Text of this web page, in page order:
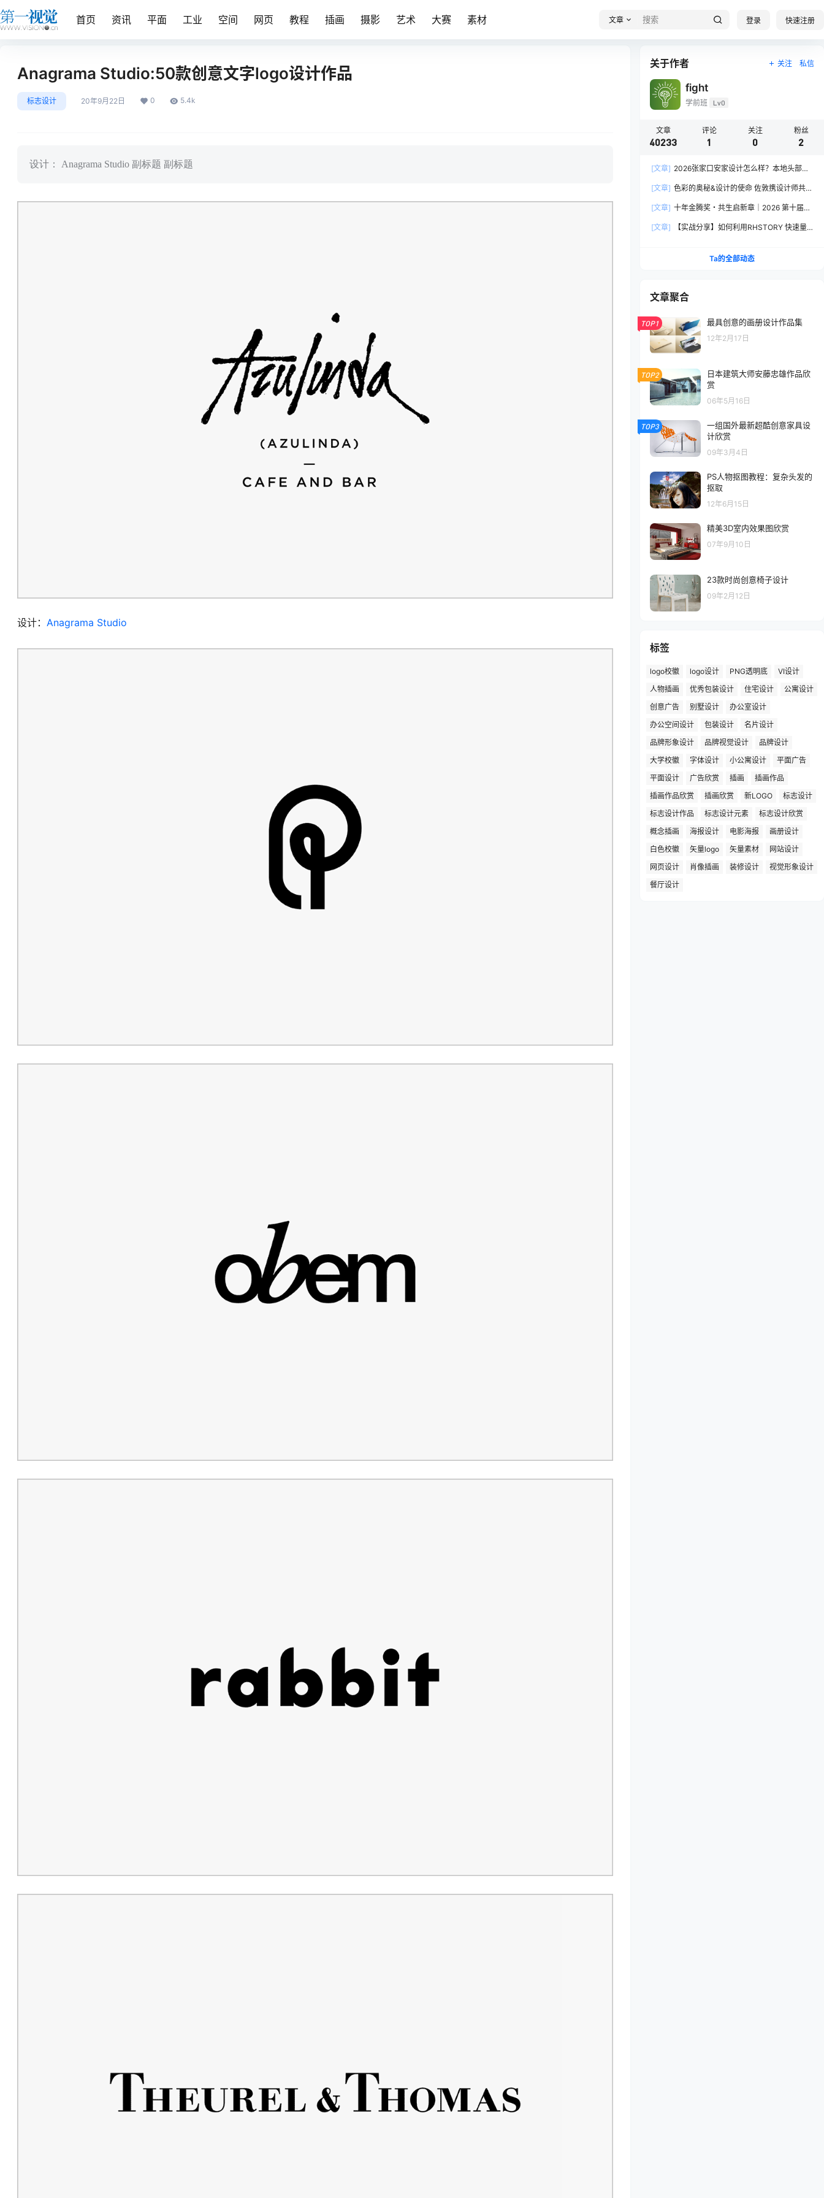
首页 资讯 平面 工业 空间 网页 教程 插画 摄影 艺术 大赛 素材 文章 登录 快速注册
Anagrama Studio:50款创意文字logo设计作品
标志设计 20年9月22日 0 5.4k
设计： Anagrama Studio 副标题 副标题
设计： Anagrama Studio
关于作者 关注 私信
fight
学前班 Lv0
文章
40233
评论
1
关注
0
粉丝
2
[文章] 2026张家口安家设计怎么样？本地头部全
[文章] 色彩的奥秘&设计的使命 佐敦携设计师共探
[文章] 十年金腾奖・共生启新章｜2026 第十届金
[文章]
【实战分享】如何利用RHSTORY 快速量
Ta的全部动态
文章聚合
TOP1 最具创意的画册设计作品集
12年2月17日
TOP2
日本建筑大师安藤忠雄作品欣
赏
06年5月16日
TOP3
一组国外最新超酷创意家具设
计欣赏
09年3月4日
PS人物抠图教程：复杂头发的
抠取
12年6月15日
精美3D室内效果图欣赏
07年9月10日
23款时尚创意椅子设计
09年2月12日
标签
logo校徽 logo设计 PNG透明底
VI设计
人物插画
优秀包装设计 住宅设计
公寓设计
创意广告
别墅设计
办公室设计
办公空间设计
包装设计
名片设计
品牌形象设计
品牌视觉设计
品牌设计
大学校徽
字体设计 小公寓设计
平面广告
平面设计
广告欣赏 插画
插画作品
插画作品欣赏
插画欣赏 新LOGO
标志设计
标志设计作品
标志设计元素
标志设计欣赏
概念插画
海报设计 电影海报
画册设计
白色校徽
矢量logo 矢量素材
网站设计
网页设计
肖像插画 装修设计
视觉形象设计
餐厅设计